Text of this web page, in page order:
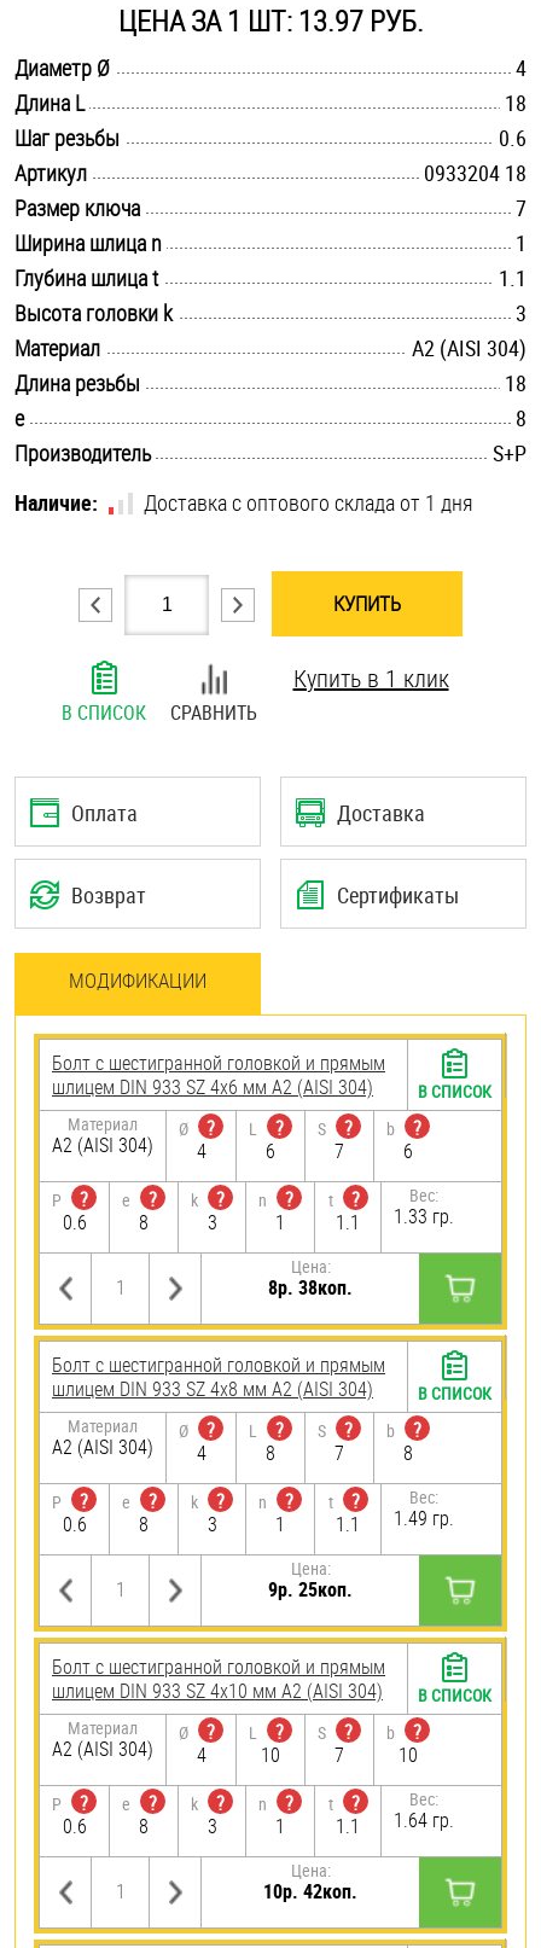
Стопорные кольца
Такелаж
Хомуты
Шайбы
Шпильки
Шплинты
Штифты и пальцы
ЦЕНА ЗА 1 ШТ: 13.97 РУБ.
Диаметр Ø
4
Длина L
18
Шаг резьбы
0.6
Артикул
0933204 18
Размер ключа
7
Ширина шлица n
1
Глубина шлица t
1.1
Высота головки k
3
Материал
А2 (AISI 304)
Длина резьбы
18
e
8
Производитель
S+P
Наличие:
Доставка с оптового склада от 1 дня
КУПИТЬ
В СПИСОК СРАВНИТЬ
Купить в 1 клик
Оплата Доставка
Возврат Сертификаты
МОДИФИКАЦИИ
Болт с шестигранной головкой и прямым
шлицем DIN 933 SZ 4х6 мм А2 (AISI 304)
Материал
А2 (AISI 304)
Ø
?
4
L
?
6
S
?
7
b
?
6
P
?
0.6
e
?
8
k
?
3
n
?
1
t
?
1.1
Вес:
1.33 гр.
Цена:
8р. 38коп.
В СПИСОК
Болт с шестигранной головкой и прямым
шлицем DIN 933 SZ 4х8 мм А2 (AISI 304)
Материал
А2 (AISI 304)
Ø
?
4
L
?
8
S
?
7
b
?
8
P
?
0.6
e
?
8
k
?
3
n
?
1
t
?
1.1
Вес:
1.49 гр.
Цена:
9р. 25коп.
В СПИСОК
Болт с шестигранной головкой и прямым
шлицем DIN 933 SZ 4х10 мм А2 (AISI 304)
Материал
А2 (AISI 304)
Ø
?
4
L
?
10
S
?
7
b
?
10
P
?
0.6
e
?
8
k
?
3
n
?
1
t
?
1.1
Вес:
1.64 гр.
Цена:
10р. 42коп.
В СПИСОК